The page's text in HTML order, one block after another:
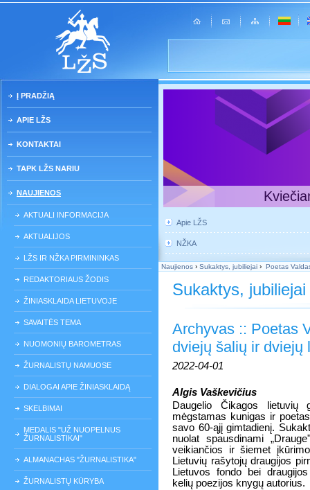
Į PRADŽIĄ
APIE LŽS
KONTAKTAI
TAPK LŽS NARIU
NAUJIENOS
AKTUALI INFORMACIJA
AKTUALIJOS
LŽS IR NŽKA PIRMININKAS
REDAKTORIAUS ŽODIS
ŽINIASKLAIDA LIETUVOJE
SAVAITĖS TEMA
NUOMONIŲ BAROMETRAS
ŽURNALISTŲ NAMUOSE
DIALOGAI APIE ŽINIASKLAIDĄ
SKELBIMAI
MEDALIS "UŽ NUOPELNUS
ŽURNALISTIKAI"
ALMANACHAS "ŽURNALISTIKA"
ŽURNALISTŲ KŪRYBA
Apie LŽS
NŽKA
Naujienos › Sukaktys, jubiliejai › Poetas
Sukaktys, jubiliejai
Archyvas :: Poetas
dviejų šalių ir dviejų
2022-04-01
Algis Vaškevičius
Daugelio Čikagos lietuvių
mėgstamas kunigas ir
savo 60-ąjį gimtadienį.
nuolat spausdinami
veikiančios ir šiemet
Lietuvių rašytojų draugijos
Lietuvos fondo bei
kelių poezijos knygų autorius.